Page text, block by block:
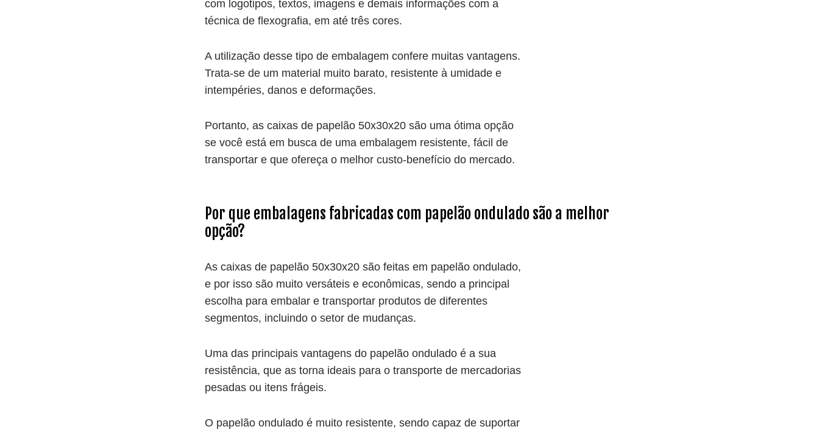
com logotipos, textos, imagens e demais informações com a
técnica de flexografia, em até três cores.
A utilização desse tipo de embalagem confere muitas vantagens.
Trata-se de um material muito barato, resistente à umidade e
intempéries, danos e deformações.
Portanto, as caixas de papelão 50x30x20 são uma ótima opção
se você está em busca de uma embalagem resistente, fácil de
transportar e que ofereça o melhor custo-benefício do mercado.
Por que embalagens fabricadas com papelão ondulado são a melhor
opção?
As caixas de papelão 50x30x20 são feitas em papelão ondulado,
e por isso são muito versáteis e econômicas, sendo a principal
escolha para embalar e transportar produtos de diferentes
segmentos, incluindo o setor de mudanças.
Uma das principais vantagens do papelão ondulado é a sua
resistência, que as torna ideais para o transporte de mercadorias
pesadas ou itens frágeis.
O papelão ondulado é muito resistente, sendo capaz de suportar